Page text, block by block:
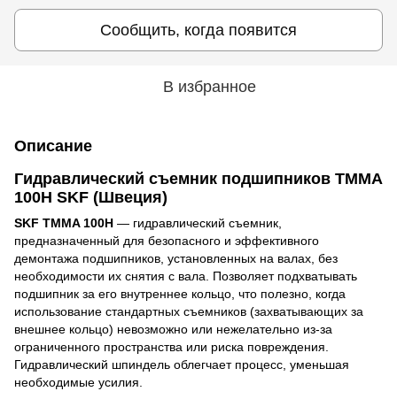
Сообщить, когда появится
В избранное
Описание
Гидравлический съемник подшипников TMMA
100H SKF (Швеция)
SKF TMMA 100H — гидравлический съемник,
предназначенный для безопасного и эффективного
демонтажа подшипников, установленных на валах, без
необходимости их снятия с вала. Позволяет подхватывать
подшипник за его внутреннее кольцо, что полезно, когда
использование стандартных съемников (захватывающих за
внешнее кольцо) невозможно или нежелательно из-за
ограниченного пространства или риска повреждения.
Гидравлический шпиндель облегчает процесс, уменьшая
необходимые усилия.